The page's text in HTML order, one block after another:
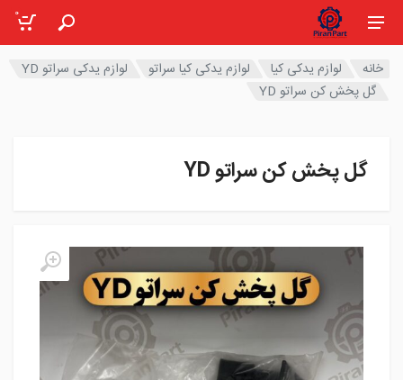
0
خانه لوازم یدکی کیا لوازم یدکی کیا سراتو
لوازم یدکی سراتو YD
گل پخش کن سراتو YD
گل پخش کن سراتو YD